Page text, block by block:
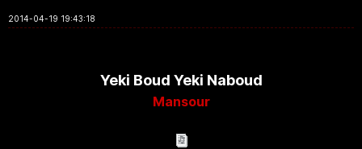
2014-04-19 19:43:18
Yeki Boud Yeki Naboud
Mansour